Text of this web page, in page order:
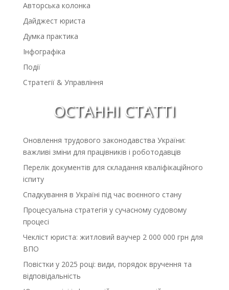
Авторська колонка
Дайджест юриста
Думка практика
Інфографіка
Події
Стратегії & Управління
ОСТАННІ СТАТТІ
Оновлення трудового законодавства України:
важливі зміни для працівників і роботодавців
Перелік документів для складання кваліфікаційного
іспиту
Спадкування в Україні під час воєнного стану
Процесуальна стратегія у сучасному судовому
процесі
Чекліст юриста: житловий ваучер 2 000 000 грн для
ВПО
Повістки у 2025 році: види, порядок вручення та
відповідальність